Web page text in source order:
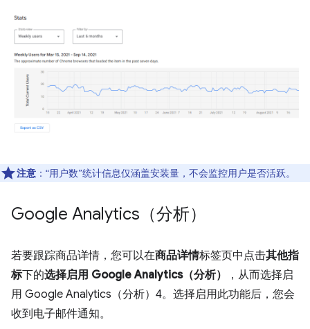
注意 ：“用户数”统计信息仅涵盖安装量，不会监控用户是否活跃。
Google Analytics（分析）
若要跟踪商品详情，您可以在商品详情标签页中点击其他指
标下的选择启用 Google Analytics（分析）
，从而选择启
用 Google Analytics（分析）4。选择启用此功能后，您会
收到电子邮件通知。